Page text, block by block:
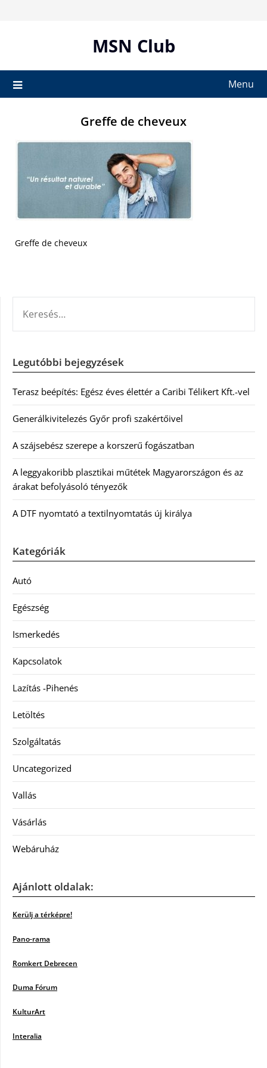
MSN Club
Menu
Greffe de cheveux
Greffe de cheveux
Legutóbbi bejegyzések
Terasz beépítés: Egész éves élettér a Caribi Télikert Kft.-vel
Generálkivitelezés Győr profi szakértőivel
A szájsebész szerepe a korszerű fogászatban
A leggyakoribb plasztikai műtétek Magyarországon és az
árakat befolyásoló tényezők
A DTF nyomtató a textilnyomtatás új királya
Kategóriák
Autó
Egészség
Ismerkedés
Kapcsolatok
Lazítás -Pihenés
Letöltés
Szolgáltatás
Uncategorized
Vallás
Vásárlás
Webáruház
Ajánlott oldalak:
Kerülj a térképre!
Pano-rama
Romkert Debrecen
Duma Fórum
KulturArt
Interalia